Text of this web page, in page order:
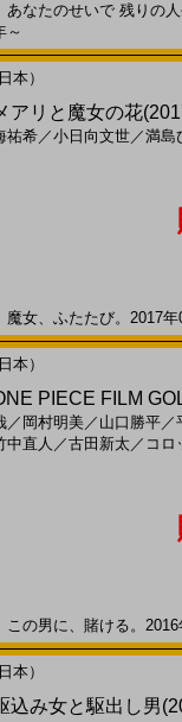
あなたのせいで 残りの
～
本）
アリと魔女の花
祐希／小日向文世／満島
魔女、ふたたび。2017
本）
PIECE FILM
／ 岡村明美／ 山口勝平／
中直人 ／古田新太 ／ コロ
この男に、賭ける。
本）
込み女と駆出し男